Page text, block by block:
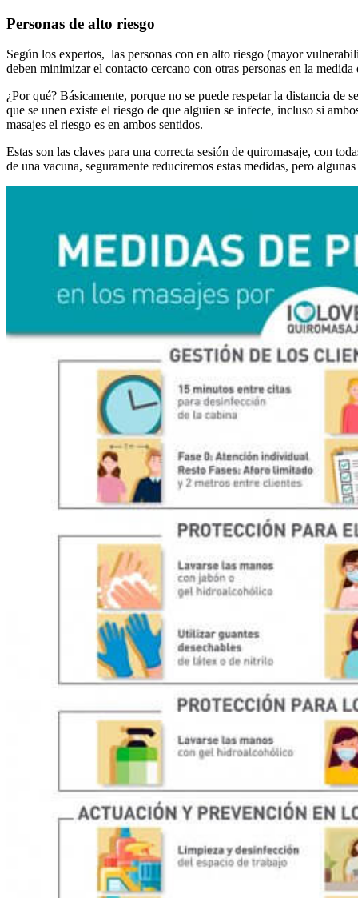
Personas de alto riesgo
Según los expertos, las personas con en alto riesgo (mayor
deben minimizar el contacto cercano con otras personas en la
¿Por qué? Básicamente, porque no se puede respetar la distancia de
que se unen existe el riesgo de que alguien se infecte, incluso si
masajes el riesgo es en ambos sentidos.
Estas son las claves para una correcta sesión de quiromasaje, con
de una vacuna, seguramente reduciremos estas medidas, pero